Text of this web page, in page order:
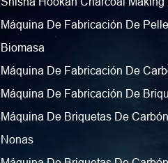
Máquina De Fabricación De
Biomasa
Máquina De Fabricación De
Máquina De Fabricación De
Máquina De Briquetas De
Nonas